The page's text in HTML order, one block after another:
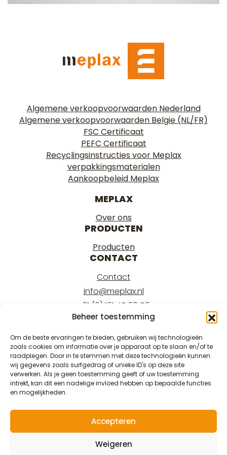
Beheer toestemming
Om de beste ervaringen te bieden, gebruiken wij technologieën
zoals cookies om informatie over je apparaat op te slaan en/of te
raadplegen. Door in te stemmen met deze technologieën kunnen
wij gegevens zoals surfgedrag of unieke ID's op deze site
verwerken. Als je geen toestemming geeft of uw toestemming
intrekt, kan dit een nadelige invloed hebben op bepaalde functies
en mogelijkheden.
Accepteren
Weigeren
Algemene verkoopvoorwaarden Nederland
Algemene verkoopvoorwaarden Belgie (NL/FR)
FSC Certificaat
PEFC Certificaat
Recyclingsinstructies voor Meplax
verpakkingsmaterialen
Aankoopbeleid Meplax
MEPLAX
Over ons
PRODUCTEN
Producten
CONTACT
Contact
info@meplax.nl
+31 (0) 161 45 29 50
Kantoor/office:
Burgemeester Krollaan 17
5126 PT Gilze
Magazijn/warehouse:
Burgemeester Krollaan 15
5126 PT Gilze